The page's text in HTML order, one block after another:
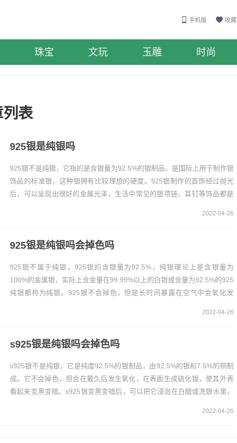
手机版 收藏
珠宝 文玩 玉雕 时尚
列表
925银是纯银吗
925银不是纯银，它指的是含银量为92.5%的银制品，是国际上用于制作银
饰品的标准银，这种银拥有比较理想的硬度。925银制作的首饰经过抛光
后，可以呈现出很好的金属光泽，生活中常见的银项链、耳钉等饰品都是
2022-04-26
925银是纯银吗会掉色吗
925银不属于纯银，925银的含银量为92.5%，纯银理论上是含银量为
100%的金属银，实际上含金量在99.99%以上的白银或含量为92.5%的925
纯银都称为纯银。925银不会掉色，但是长时间暴露在空气中会氧化发
2022-04-26
s925银是纯银吗会掉色吗
s925银不是纯银，它是纯度92.5%的银制品，由92.5%的银和7.5%的铜制
成。它不会掉色，但会在戴久后发生氧化，在表面生成硫化银，使其外表
看起来变黑变暗。s925银变黑变暗后，可以把它浸泡在白醋或洗银水里，
2022-04-26